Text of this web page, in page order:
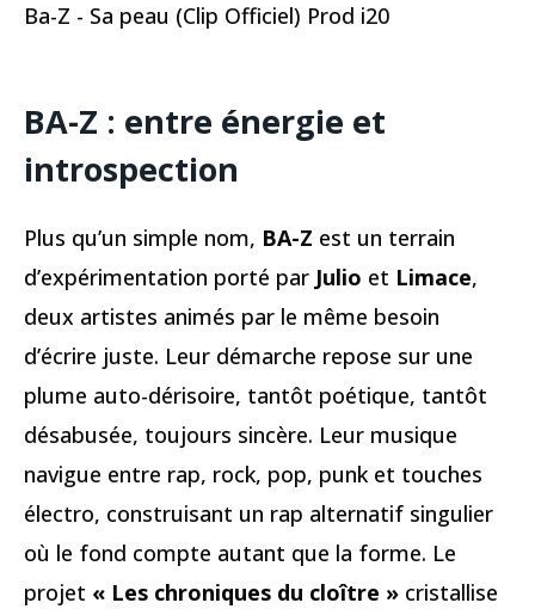
Ba-Z - Sa peau (Clip Officiel) Prod i20
BA-Z : entre énergie et
introspection
Plus qu’un simple nom, BA-Z est un terrain
d’expérimentation porté par Julio et Limace,
deux artistes animés par le même besoin
d’écrire juste. Leur démarche repose sur une
plume auto-dérisoire, tantôt poétique, tantôt
désabusée, toujours sincère. Leur musique
navigue entre rap, rock, pop, punk et touches
électro, construisant un rap alternatif singulier
où le fond compte autant que la forme. Le
projet « Les chroniques du cloître » cristallise